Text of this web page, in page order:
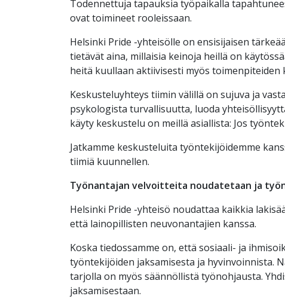
Todennettuja tapauksia työpaikalla
ovat toimineet rooleissaan.
Helsinki Pride -yhteisölle on ensisijaisen
tietävät aina, millaisia keinoja heillä on
heitä kuullaan aktiivisesti myös toimenpiteiden
Keskusteluyhteys tiimin välillä on sujuva ja
psykologista turvallisuutta, luoda
käyty keskustelu on meillä asiallista: Jos
Jatkamme keskusteluita työntekijöidemme
tiimiä kuunnellen.
Työnantajan velvoitteita noudatetaan ja
Helsinki Pride -yhteisö noudattaa kaikkia
että lainopillisten neuvonantajien kanssa.
Koska tiedossamme on, että sosiaali- ja
työntekijöiden jaksamisesta ja hyvinvoinnista.
tarjolla on myös säännöllistä työnohjausta.
jaksamisestaan.